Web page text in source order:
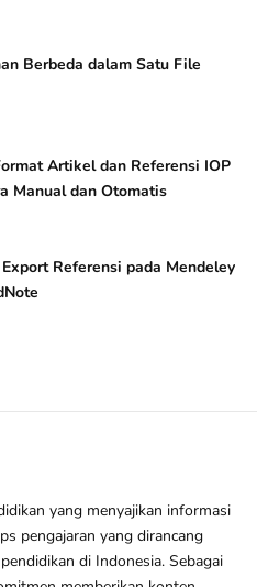
Berbeda dalam Satu File
Artikel dan Referensi IOP
Manual dan Otomatis
Referensi pada Mendeley
yang menyajikan informasi
pengajaran yang dirancang
di Indonesia. Sebagai